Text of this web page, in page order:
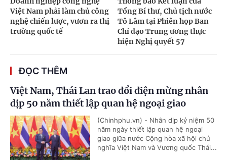
Việt Nam phải làm chủ công
nghệ chiến lược, vươn ra thị
trường quốc tế
Tổng Bí thư, Chủ tịch nước
Tô Lâm tại Phiên họp Ban
Chỉ đạo Trung ương thực
hiện Nghị quyết 57
ĐỌC THÊM
Việt Nam, Thái Lan trao đổi điện mừng nhân
dịp 50 năm thiết lập quan hệ ngoại giao
(Chinhphu.vn) - Nhân dịp kỷ niệm 50
năm ngày thiết lập quan hệ ngoại
giao giữa nước Cộng hòa xã hội chủ
nghĩa Việt Nam và Vương quốc Thái...